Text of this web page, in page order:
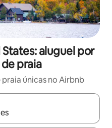
aluguel por
praia
praia únicas no Airbnb
disponíveis, explore-os